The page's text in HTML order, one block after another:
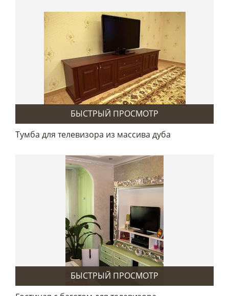
БЫСТРЫЙ ПРОСМОТР
Тумба для телевизора из массива дуба
БЫСТРЫЙ ПРОСМОТР